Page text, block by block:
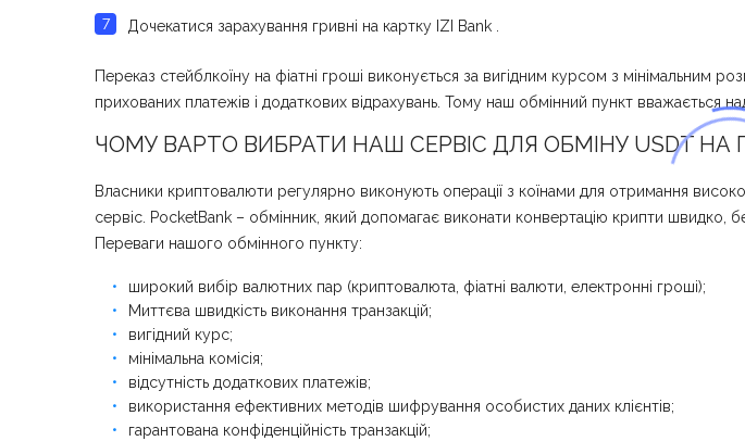
Дочекатися зарахування гривні на картку IZI Bank .
Переказ стейблкоїну на фіатні гроші виконується за вигідним курсом з мінімальним
прихованих платежів і додаткових відрахувань. Тому наш обмінний пункт вважається
ЧОМУ ВАРТО ВИБРАТИ НАШ СЕРВІС ДЛЯ ОБМІНУ USDT НА
Власники криптовалюти регулярно виконують операції з коїнами для отримання
сервіс. PocketBank – обмінник, який допомагає виконати конвертацію крипти швидко,
Переваги нашого обмінного пункту:
широкий вибір валютних пар (криптовалюта, фіатні валюти, електронні гроші);
Миттєва швидкість виконання транзакцій;
вигідний курс;
мінімальна комісія;
відсутність додаткових платежів;
використання ефективних методів шифрування особистих даних клієнтів;
гарантована конфіденційність транзакцій;